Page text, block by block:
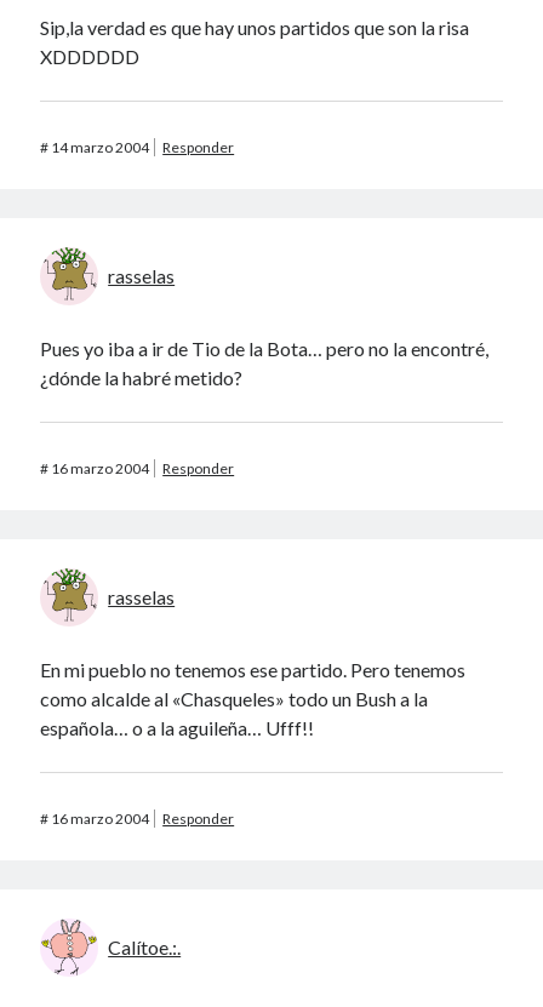
Sip,la verdad es que hay unos partidos que son la risa
XDDDDDD
# 14 marzo 2004 Responder
rasselas
Pues yo iba a ir de Tio de la Bota… pero no la encontré,
¿dónde la habré metido?
# 16 marzo 2004 Responder
rasselas
En mi pueblo no tenemos ese partido. Pero tenemos
como alcalde al «Chasqueles» todo un Bush a la
española… o a la aguileña… Ufff!!
# 16 marzo 2004 Responder
Calítoe.:.